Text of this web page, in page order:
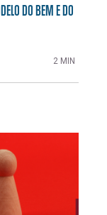
DO BEM E DO
2 MIN